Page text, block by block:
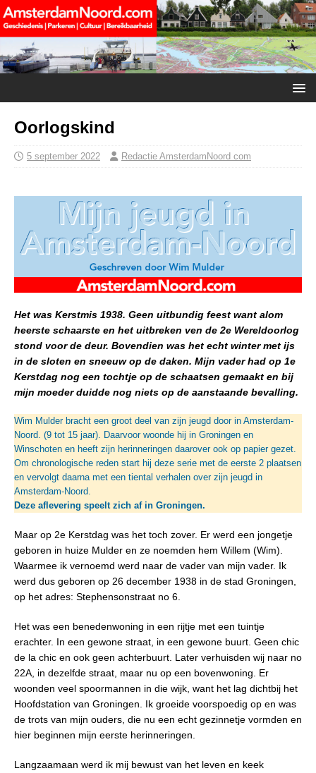
Oorlogskind
5 september 2022 Redactie AmsterdamNoord com
Het was Kerstmis 1938. Geen uitbundig feest want alom
heerste schaarste en het uitbreken ven de 2e Wereldoorlog
stond voor de deur. Bovendien was het echt winter met ijs
in de sloten en sneeuw op de daken. Mijn vader had op 1e
Kerstdag nog een tochtje op de schaatsen gemaakt en bij
mijn moeder duidde nog niets op de aanstaande bevalling.
Wim Mulder bracht een groot deel van zijn jeugd door in Amsterdam-
Noord. (9 tot 15 jaar). Daarvoor woonde hij in Groningen en
Winschoten en heeft zijn herinneringen daarover ook op papier gezet.
Om chronologische reden start hij deze serie met de eerste 2 plaatsen
en vervolgt daarna met een tiental verhalen over zijn jeugd in
Amsterdam-Noord.
Deze aflevering speelt zich af in Groningen.
Maar op 2e Kerstdag was het toch zover. Er werd een jongetje
geboren in huize Mulder en ze noemden hem Willem (Wim).
Waarmee ik vernoemd werd naar de vader van mijn vader. Ik
werd dus geboren op 26 december 1938 in de stad Groningen,
op het adres: Stephensonstraat no 6.
Het was een benedenwoning in een rijtje met een tuintje
erachter. In een gewone straat, in een gewone buurt. Geen chic
de la chic en ook geen achterbuurt. Later verhuisden wij naar no
22A, in dezelfde straat, maar nu op een bovenwoning. Er
woonden veel spoormannen in die wijk, want het lag dichtbij het
Hoofdstation van Groningen. Ik groeide voorspoedig op en was
de trots van mijn ouders, die nu een echt gezinnetje vormden en
hier beginnen mijn eerste herinneringen.
Langzaamaan werd ik mij bewust van het leven en keek